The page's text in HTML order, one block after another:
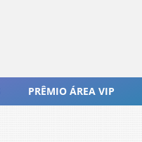
PRÊMIO ÁREA VIP